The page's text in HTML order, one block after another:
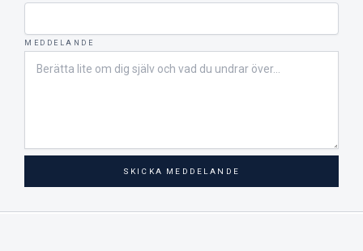
MEDDELANDE
SKICKA MEDDELANDE